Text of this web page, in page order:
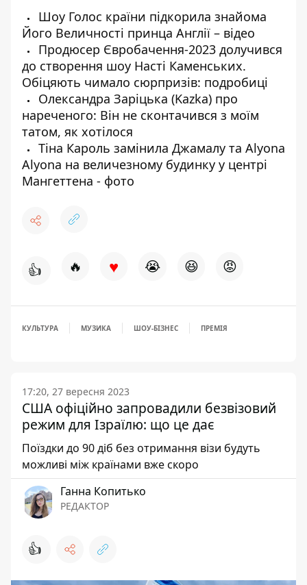
Шоу Голос країни підкорила знайома
Його Величності принца Англії – відео
Продюсер Євробачення-2023 долучився
до створення шоу Насті Каменських.
Обіцяють чимало сюрпризів: подробиці
Олександра Заріцька (Kazka) про
нареченого: Він не сконтачився з моїм
татом, як хотілося
Тіна Кароль замінила Джамалу та Alyona
Alyona на величезному будинку у центрі
Мангеттена - фото
👍 🔥 ♥ 😭 😆 😡
КУЛЬТУРА МУЗИКА ШОУ-БІЗНЕС ПРЕМІЯ
17:20, 27 вересня 2023
США офіційно запровадили безвізовий
режим для Ізраїлю: що це дає
Поїздки до 90 діб без отримання візи будуть
можливі між країнами вже скоро
Ганна Копитько
РЕДАКТОР
👍